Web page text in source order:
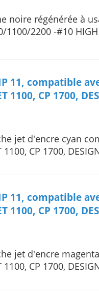
noire régénérée à
2200 -#10 HIGH
11, compatible
1100, CP 1700,
jet d'encre cyan
1100, CP 1700,
11, compatible
1100, CP 1700,
jet d'encre
1100, CP 1700,